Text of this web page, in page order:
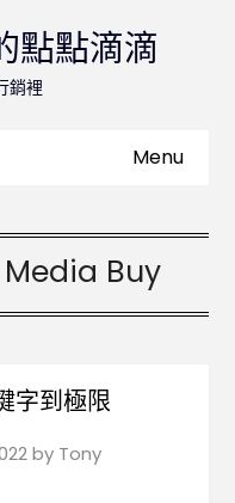
點點滴滴
銷裡
Menu
Media Buy
字到極限
by Tony